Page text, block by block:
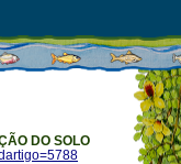
DO SOLO